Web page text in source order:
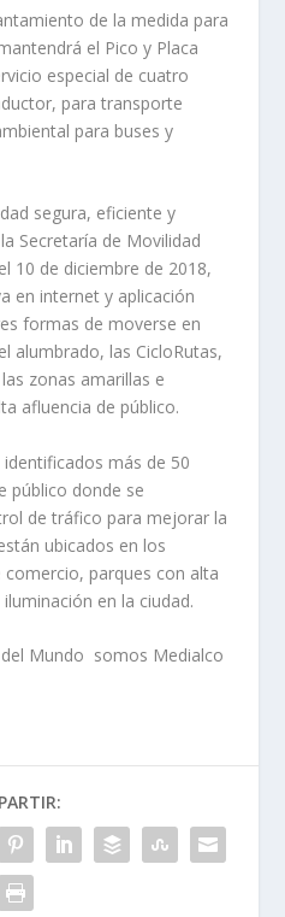
de la medida para
el Pico y Placa
especial de cuatro
para transporte
para buses y
segura, eficiente y
Secretaría de Movilidad
10 de diciembre de 2018,
en internet y aplicación
formas de moverse en
alumbrado, las CicloRutas,
zonas amarillas e
afluencia de público.
más de 50
público donde se
de tráfico para mejorar la
ubicados en los
parques con alta
en la ciudad.
Mundo somos Medialco